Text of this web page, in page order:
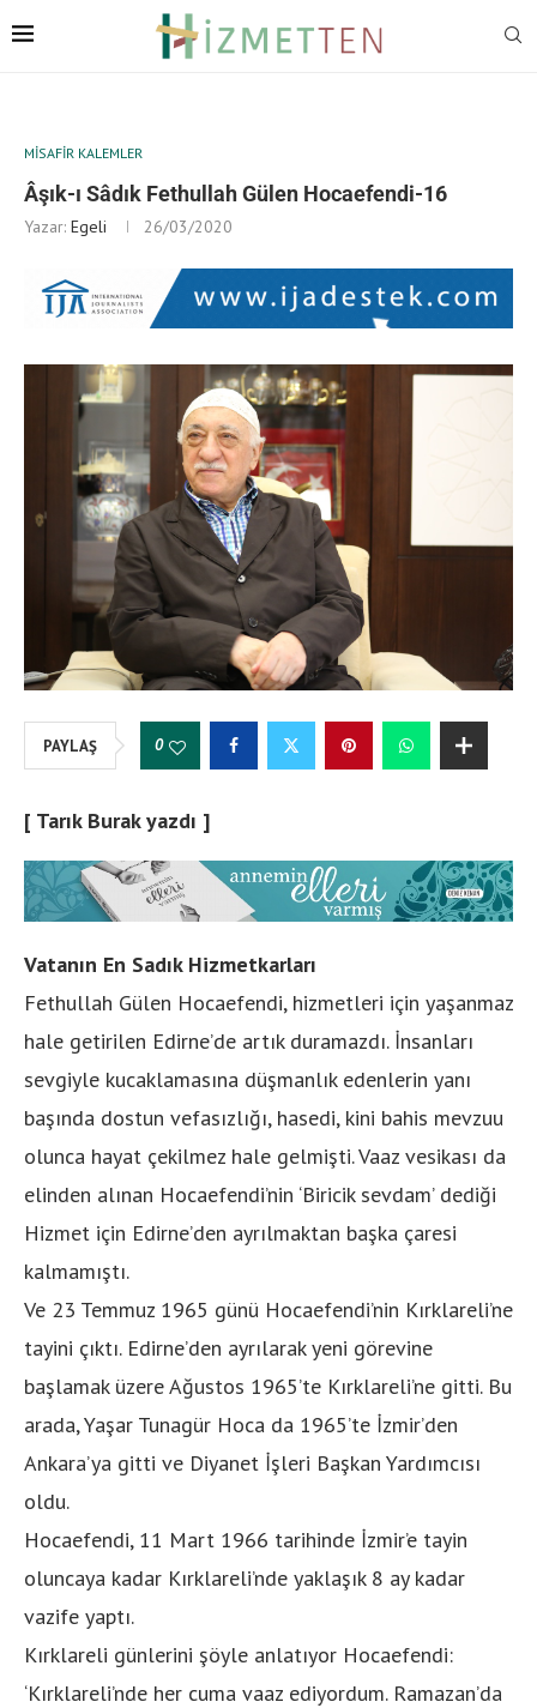
MISAFIR KALEMLER
Âşık-ı Sâdık Fethullah Gülen Hocaefendi-16
Yazar: Egeli 26/03/2020
PAYLAŞ 0
[ Tarık Burak yazdı ]
Vatanın En Sadık Hizmetkarları
Fethullah Gülen Hocaefendi, hizmetleri için yaşanmaz
hale getirilen Edirne’de artık duramazdı. İnsanları
sevgiyle kucaklamasına düşmanlık edenlerin yanı
başında dostun vefasızlığı, hasedi, kini bahis mevzuu
olunca hayat çekilmez hale gelmişti. Vaaz vesikası da
elinden alınan Hocaefendi’nin ‘Biricik sevdam’ dediği
Hizmet için Edirne’den ayrılmaktan başka çaresi
kalmamıştı.
Ve 23 Temmuz 1965 günü Hocaefendi’nin Kırklareli’ne
tayini çıktı. Edirne’den ayrılarak yeni görevine
başlamak üzere Ağustos 1965’te Kırklareli’ne gitti. Bu
arada, Yaşar Tunagür Hoca da 1965’te İzmir’den
Ankara’ya gitti ve Diyanet İşleri Başkan Yardımcısı
oldu.
Hocaefendi, 11 Mart 1966 tarihinde İzmir’e tayin
oluncaya kadar Kırklareli’nde yaklaşık 8 ay kadar
vazife yaptı.
Kırklareli günlerini şöyle anlatıyor Hocaefendi:
‘Kırklareli’nde her cuma vaaz ediyordum. Ramazan’da